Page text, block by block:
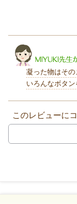
このレビューは
凝った物はそ
いろんなボタン
このレビューに